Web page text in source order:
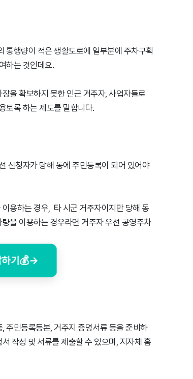
통행량이 적은 생활도로에 일부분에 주차구획
하는 것인데요.
을 확보하지 못한 인근 거주자, 사업자들로
토록 하는 제도를 말합니다.
신청자가 당해 동에 주민등록이 되어 있어야
용하는 경우, 타 시군 거주자이지만 당해 동
을 이용하는 경우라면 거주자 우선 공영주차
하기💰→
주민등록등본, 거주지 증명서류 등을 준비하
작성 및 서류를 제출할 수 있으며, 지자체 홈